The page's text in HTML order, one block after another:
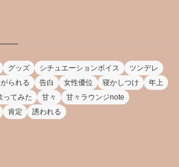
グッズ シチュエーションボイス
ツンデレ
られる 告白 女性優位 寝かしつけ
年上
ってみた 甘々
甘々ラウンジnote
肯定 誘われる